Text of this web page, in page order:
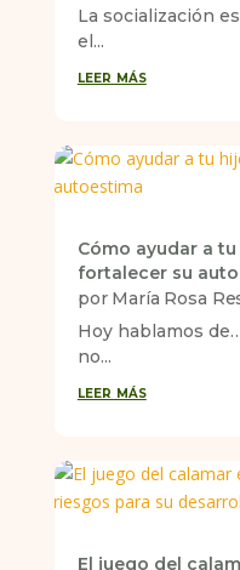
La socialización
el...
leer más
Cómo ayudar a
fortalecer su
por María Rosa
Hoy hablamos
no...
leer más
El juego del